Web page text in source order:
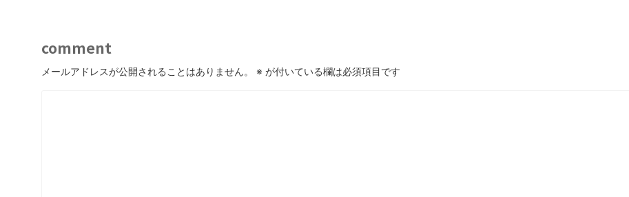
comment
メールアドレスが公開されることはありません。 ※ が付いている欄は必須項目です